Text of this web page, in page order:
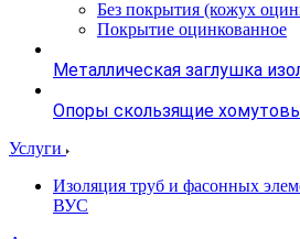
Без покрытия (кожух
Покрытие оцинкованное
Металлическая заглушка
Опоры скользящие
Услуги
Изоляция труб и фасонных
ВУС